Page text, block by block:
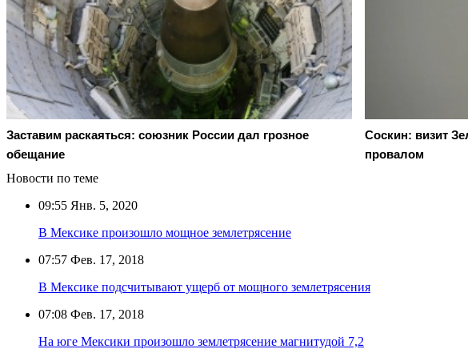
Заставим раскаяться: союзник России дал грозное
обещание
Соскин: визит
провалом
Новости по теме
09:55 Янв. 5, 2020
В Мексике произошло мощное землетрясение
07:57 Фев. 17, 2018
В Мексике подсчитывают ущерб от мощного землетрясения
07:08 Фев. 17, 2018
На юге Мексики произошло землетрясение магнитудой 7,2